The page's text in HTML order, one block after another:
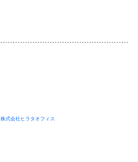
株式会社ヒラタオフィス